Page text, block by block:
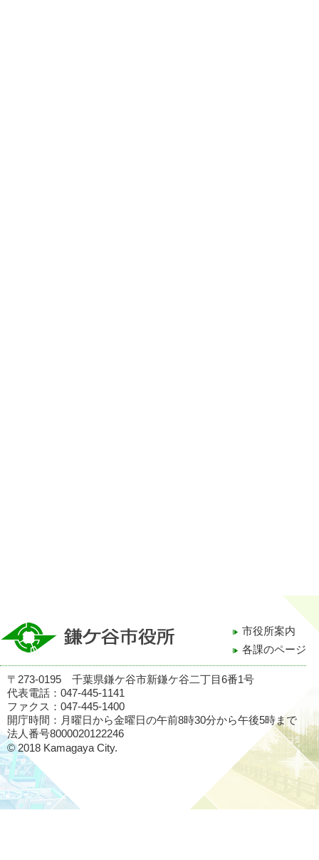
市役所案内
各課のページ
〒273-0195 千葉県鎌ケ谷市新鎌ケ谷二丁目6番1号
代表電話：047-445-1141
ファクス：047-445-1400
開庁時間：月曜日から金曜日の午前8時30分から午後5時まで
法人番号8000020122246
© 2018 Kamagaya City.